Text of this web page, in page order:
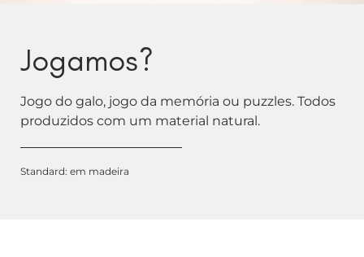
Jogamos?
Jogo do galo, jogo da memória ou puzzles. Todos
produzidos com um material natural.
Standard: em madeira